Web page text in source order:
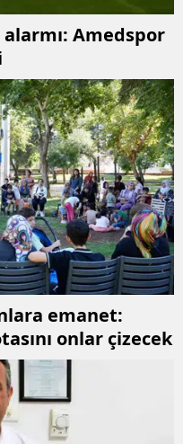
alarmı: Amedspor
emanet:
onlar çizecek